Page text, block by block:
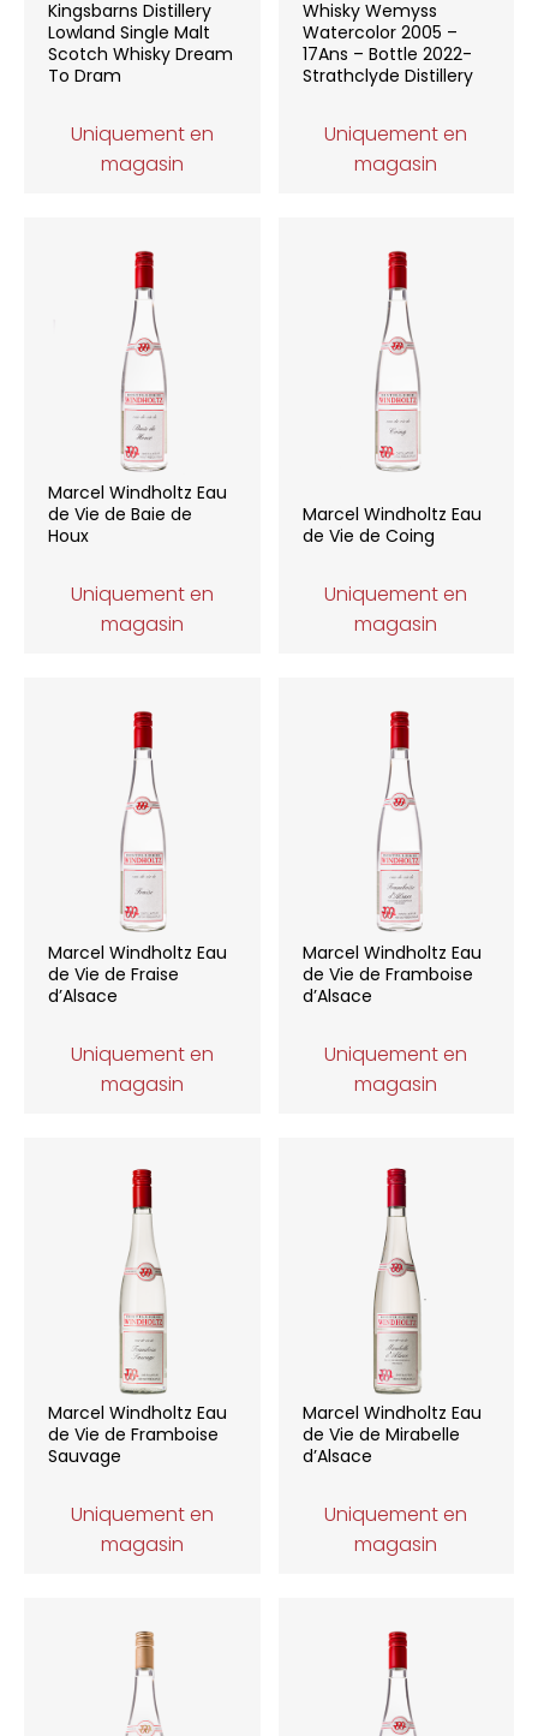
Kingsbarns Distillery
Lowland Single Malt
Scotch Whisky Dream
To Dram
Uniquement en
magasin
Whisky Wemyss
Watercolor 2005 –
17Ans – Bottle 2022-
Strathclyde Distillery
Uniquement en
magasin
Marcel Windholtz Eau
de Vie de Baie de
Houx
Uniquement en
magasin
Marcel Windholtz Eau
de Vie de Coing
Uniquement en
magasin
Marcel Windholtz Eau
de Vie de Fraise
d’Alsace
Uniquement en
magasin
Marcel Windholtz Eau
de Vie de Framboise
d’Alsace
Uniquement en
magasin
Marcel Windholtz Eau
de Vie de Framboise
Sauvage
Uniquement en
magasin
Marcel Windholtz Eau
de Vie de Mirabelle
d’Alsace
Uniquement en
magasin